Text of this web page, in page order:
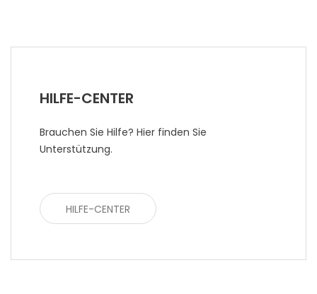
HILFE-CENTER
Brauchen Sie Hilfe? Hier finden Sie
Unterstützung.
HILFE-CENTER